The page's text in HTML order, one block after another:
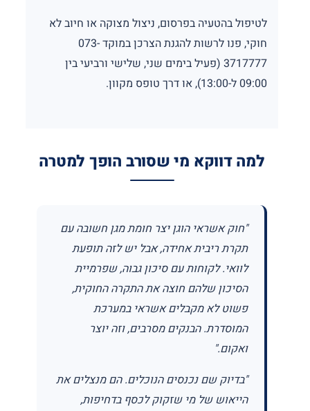
לטיפול בהטעיה בפרסום, ניצול מצוקה או חיוב לא
חוקי, פנו לרשות להגנת הצרכן במוקד 073-
3717777 (פעיל בימים שני, שלישי ורביעי בין
09:00 ל-13:00), או דרך טופס מקוון.
למה דווקא מי שסורב הופך למטרה
"חוק אשראי הוגן יצר חומת מגן חשובה עם
תקרת ריבית אחידה, אבל יש לזה תופעת
לוואי. לקוחות עם סיכון גבוה, שפרמיית
הסיכון שלהם חוצה את התקרה החוקית,
פשוט לא מקבלים אשראי במערכת
המוסדרת. הבנקים מסרבים, וזה יוצר
ואקום."
"בדיוק שם נכנסים הנוכלים. הם מנצלים את
הייאוש של מי שזקוק לכסף בדחיפות,